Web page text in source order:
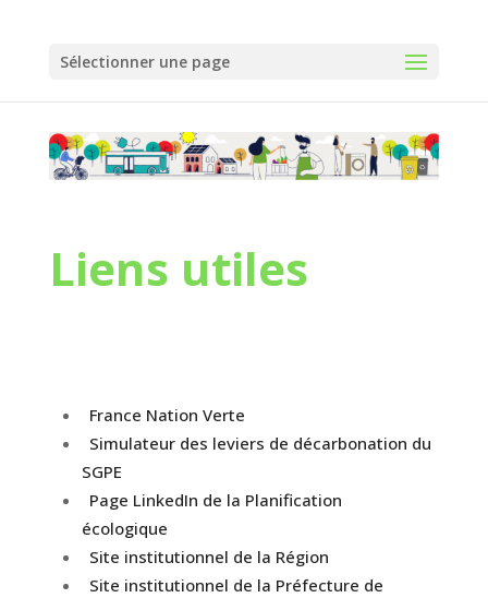
Sélectionner une page
Liens utiles
France Nation Verte
Simulateur des leviers de décarbonation du
SGPE
Page LinkedIn de la Planification
écologique
Site institutionnel de la Région
Site institutionnel de la Préfecture de